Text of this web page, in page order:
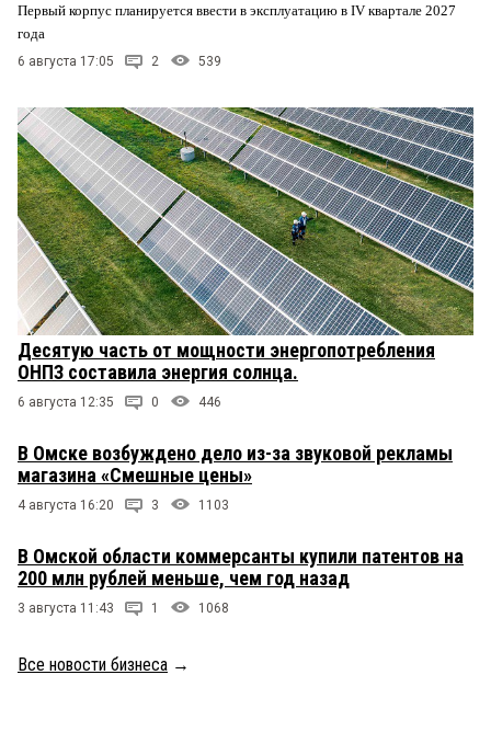
Первый корпус планируется ввести в эксплуатацию в IV квартале 2027
года
6 августа 17:05 2 539
Десятую часть от мощности энергопотребления
ОНПЗ составила энергия солнца.
6 августа 12:35 0 446
В Омске возбуждено дело из-за звуковой рекламы
магазина «Смешные цены»
4 августа 16:20 3 1103
В Омской области коммерсанты купили патентов на
200 млн рублей меньше, чем год назад
3 августа 11:43 1 1068
Все новости бизнеса →